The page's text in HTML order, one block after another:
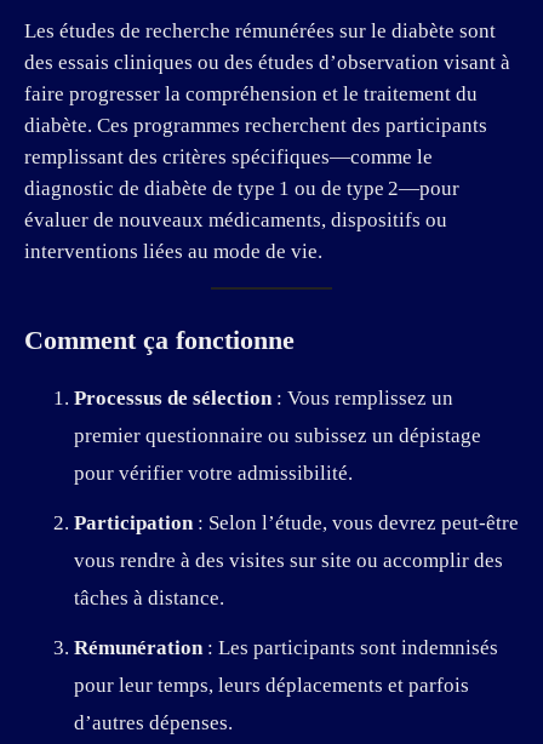
Les études de recherche rémunérées sur le diabète sont
des essais cliniques ou des études d’observation visant à
faire progresser la compréhension et le traitement du
diabète. Ces programmes recherchent des participants
remplissant des critères spécifiques—comme le
diagnostic de diabète de type 1 ou de type 2—pour
évaluer de nouveaux médicaments, dispositifs ou
interventions liées au mode de vie.
Comment ça fonctionne
Processus de sélection: Vous remplissez un
premier questionnaire ou subissez un dépistage
pour vérifier votre admissibilité.
Participation: Selon l’étude, vous devrez peut-être
vous rendre à des visites sur site ou accomplir des
tâches à distance.
Rémunération: Les participants sont indemnisés
pour leur temps, leurs déplacements et parfois
d’autres dépenses.